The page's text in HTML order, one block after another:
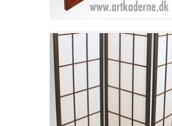
4-DELT SORT
SHOJISKÆRM
KANT -